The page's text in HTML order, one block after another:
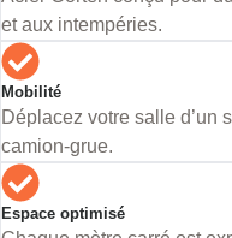
et aux intempéries.
Mobilité
Déplacez votre salle d’un
camion-grue.
Espace optimisé